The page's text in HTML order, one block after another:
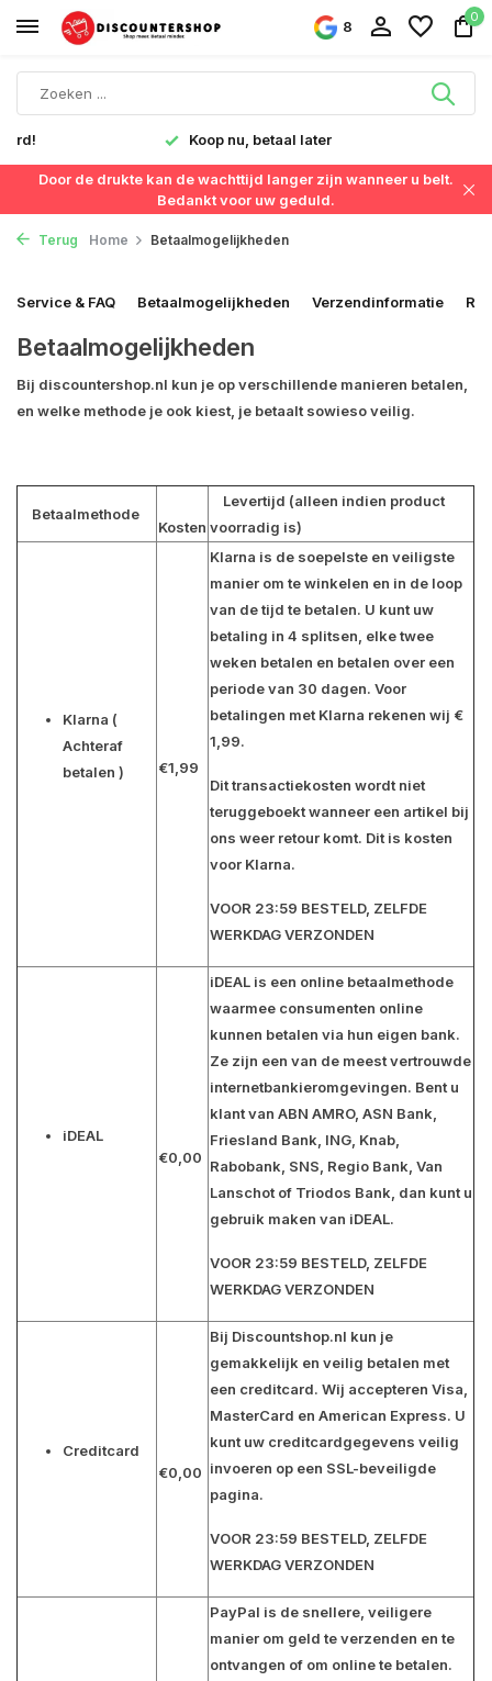
8
0
Snelle levering in Nederland & België
Door de drukte kan de wachttijd langer zijn wanneer u belt.
Bedankt voor uw geduld.
Terug Home Betaalmogelijkheden
Service & FAQ Betaalmogelijkheden Verzendinformatie
Betaalmogelijkheden
Bij discountershop.nl kun je op verschillende manieren betalen,
en welke methode je ook kiest, je betaalt sowieso veilig.
Betaalmethode
Kosten
Levertijd (alleen indien product
voorradig is)
Klarna (
Achteraf
betalen )
€1,99
Klarna is de soepelste en veiligste
manier om te winkelen en in de loop
van de tijd te betalen. U kunt uw
betaling in 4 splitsen, elke twee
weken betalen en betalen over een
periode van 30 dagen. Voor
betalingen met Klarna rekenen wij €
1,99.
Dit transactiekosten wordt niet
teruggeboekt wanneer een artikel bij
ons weer retour komt. Dit is kosten
voor Klarna.
VOOR 23:59 BESTELD, ZELFDE
WERKDAG VERZONDEN
iDEAL
€0,00
iDEAL is een online betaalmethode
waarmee consumenten online
kunnen betalen via hun eigen bank.
Ze zijn een van de meest vertrouwde
internetbankieromgevingen. Bent u
klant van ABN AMRO, ASN Bank,
Friesland Bank, ING, Knab,
Rabobank, SNS, Regio Bank, Van
Lanschot of Triodos Bank , dan kunt u
gebruik maken van iDEAL.
VOOR 23:59 BESTELD, ZELFDE
WERKDAG VERZONDEN
Creditcard
€0,00
Bij Discountshop.nl kun je
gemakkelijk en veilig betalen met
een creditcard. Wij accepteren Visa,
MasterCard en American Express. U
kunt uw creditcardgegevens veilig
invoeren op een SSL-beveiligde
pagina.
VOOR 23:59 BESTELD, ZELFDE
WERKDAG VERZONDEN
PayPal is de snellere, veiligere
manier om geld te verzenden en te
ontvangen of om online te betalen.